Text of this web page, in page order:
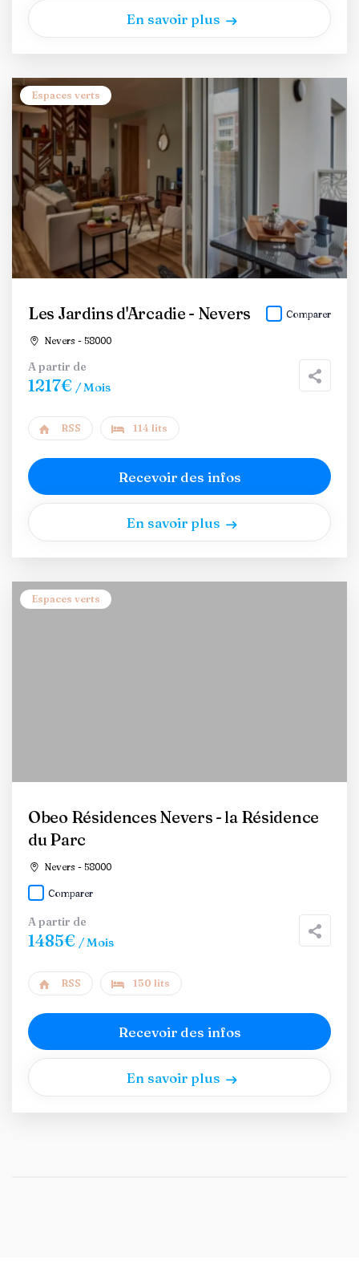
En savoir plus
Espaces verts
Les Jardins d'Arcadie - Nevers
Nevers - 58000
Comparer
A partir de
1217€ / Mois
RSS 114 lits
Recevoir des infos
En savoir plus
Espaces verts
Obeo Résidences Nevers - la Résidence
du Parc
Nevers - 58000
Comparer
A partir de
1485€ / Mois
RSS 150 lits
Recevoir des infos
En savoir plus